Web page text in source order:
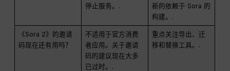
停止服务。.
新的依赖于 Sora 的
构建。.
《Sora 2》的邀请
码现在还有用吗？
不适用于官方消费
者应用。关于邀请
码的建议现在大多
已过时。.
重点关注导出、迁
移和替换工具。.